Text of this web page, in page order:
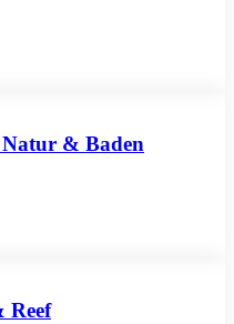
& Baden
Reef